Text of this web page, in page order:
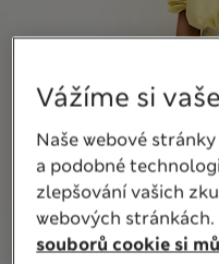
Vážíme si
Naše webové
a podobné
zlepšování vašich
webových stránkách.
souborů cookie si